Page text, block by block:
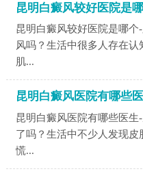
昆明白癜风较好医院是
昆明白癜风较好医院是哪
风吗？生活中很多人存在
肌...
昆明白癜风医院有哪些
昆明白癜风医院有哪些医
了吗？生活中不少人发现
慌...